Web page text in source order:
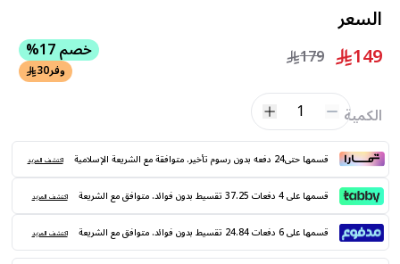
السعر
149
179 خصم 17%
وفر30
الكمية 1
قسمها حتى24 دفعه بدون رسوم تأخير. متوافقة مع الشريعة الإسلامية اكتشف المزيد
قسمها على 4 دفعات 37.25 تقسيط بدون فوائد. متوافق مع الشريعة اكتشف المزيد
قسمها على 6 دفعات 24.84 تقسيط بدون فوائد. متوافق مع الشريعة اكتشف المزيد